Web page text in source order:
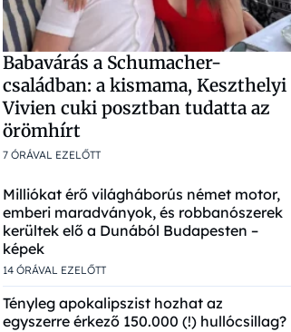
Babavárás a Schumacher-
családban: a kismama, Keszthelyi
Vivien cuki posztban tudatta az
örömhírt
7 ÓRÁVAL EZELŐTT
Milliókat érő világháborús német motor,
emberi maradványok, és robbanószerek
kerültek elő a Dunából Budapesten –
képek
14 ÓRÁVAL EZELŐTT
Tényleg apokalipszist hozhat az
egyszerre érkező 150.000 (!) hullócsillag?